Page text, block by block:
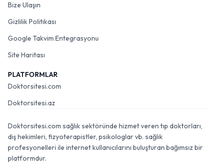
Bize Ulaşın
Gizlilik Politikası
Google Takvim Entegrasyonu
Site Haritası
PLATFORMLAR
Doktorsitesi.com
Doktorsitesi.az
Doktorsitesi.com sağlık sektöründe hizmet veren tıp doktorları,
diş hekimleri, fizyoterapistler, psikologlar vb. sağlık
profesyonelleri ile internet kullanıcılarını buluşturan bağımsız bir
platformdur.